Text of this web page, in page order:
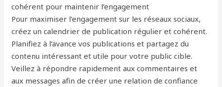
cohérent pour maintenir l’engagement
Pour maximiser l’engagement sur les réseaux sociaux,
créez un calendrier de publication régulier et cohérent.
Planifiez à l’avance vos publications et partagez du
contenu intéressant et utile pour votre public cible.
Veillez à répondre rapidement aux commentaires et
aux messages afin de créer une relation de confiance